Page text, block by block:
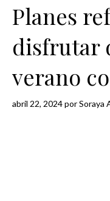
Planes
disfrutar
verano
abril 22, 2024porSoraya